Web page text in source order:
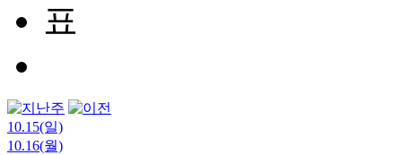
10.15(일)
10.16(월)